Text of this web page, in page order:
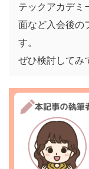
テックアカデミ
面など入会後の
す。
ぜひ検討してみ